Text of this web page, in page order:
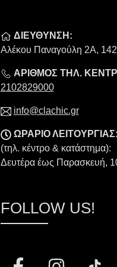
ΔΙΕΥΘΥΝΣΗ:
Αλέκου Παναγούλη 2Α,
ΑΡΙΘΜΟΣ ΤΗΛ.
2102829000
info@clachic.gr
ΩΡΑΡΙΟ ΛΕΙΤΟΥΡΓΙΑΣ:
(τηλ. κέντρο & κατάστημα):
Δευτέρα έως Παρασκευή,
FOLLOW US!